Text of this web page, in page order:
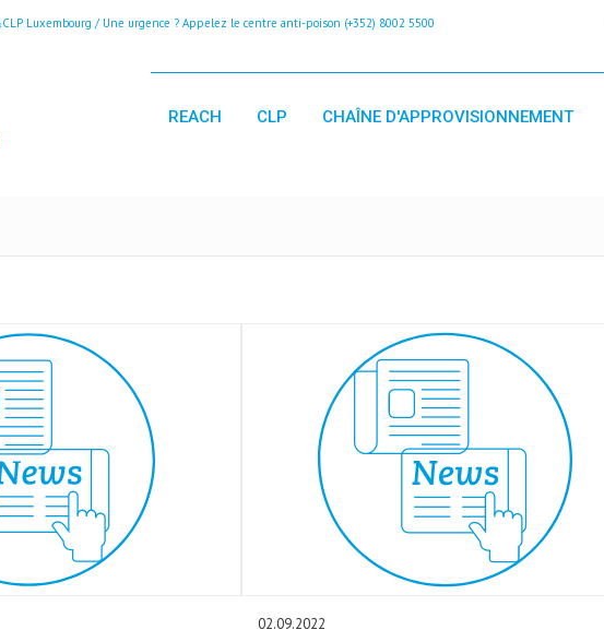
Luxembourg / Une urgence ? Appelez le centre anti-poison (+352) 8002 5500
REACH CLP CHAÎNE D'APPROVISIONNEMENT
02.09.2022